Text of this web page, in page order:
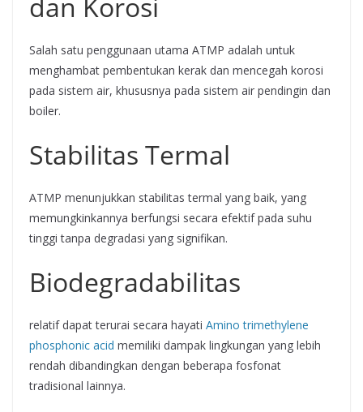
dan Korosi
Salah satu penggunaan utama ATMP adalah untuk
menghambat pembentukan kerak dan mencegah korosi
pada sistem air, khususnya pada sistem air pendingin dan
boiler.
Stabilitas Termal
ATMP menunjukkan stabilitas termal yang baik, yang
memungkinkannya berfungsi secara efektif pada suhu
tinggi tanpa degradasi yang signifikan.
Biodegradabilitas
relatif dapat terurai secara hayati Amino trimethylene
phosphonic acid memiliki dampak lingkungan yang lebih
rendah dibandingkan dengan beberapa fosfonat
tradisional lainnya.